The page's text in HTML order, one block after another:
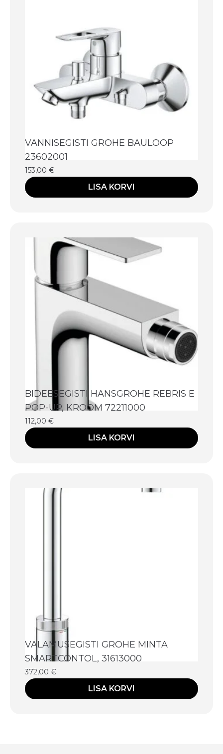
VANNISEGISTI GROHE BAULOOP
23602001
153,00 €
LISA KORVI
BIDEESEGISTI HANSGROHE REBRIS E
POP-UP, KROOM 72211000
112,00 €
LISA KORVI
VALAMUSEGISTI GROHE MINTA
SMARTCONTOL, 31613000
372,00 €
LISA KORVI